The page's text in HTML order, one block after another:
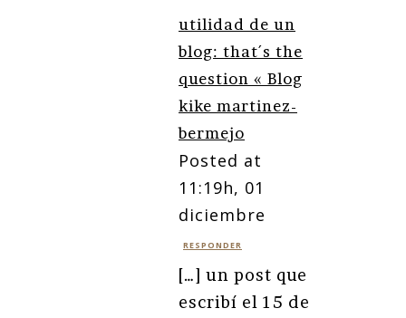
utilidad de un
blog: that´s the
question « Blog
kike martinez-
bermejo
Posted at
11:19h, 01
diciembre
RESPONDER
[…] un post que
escribí el 15 de